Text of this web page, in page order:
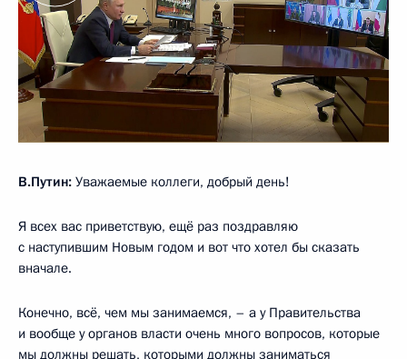
В.Путин: Уважаемые коллеги, добрый день!
Я всех вас приветствую, ещё раз поздравляю
с наступившим Новым годом и вот что хотел бы сказать
вначале.
Конечно, всё, чем мы занимаемся, – а у Правительства
и вообще у органов власти очень много вопросов, которые
мы должны решать, которыми должны заниматься